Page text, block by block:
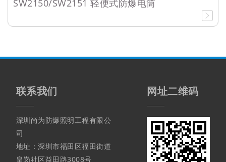
SW2150/SW2151 轻便式防爆电筒
联系我们
深圳尚为防爆照明工程有限公
司
地址：深圳市福田区福田街道
皇岗社区益田路3008号
网址二维码